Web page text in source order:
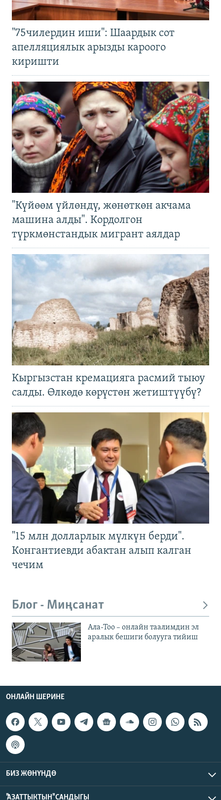
"75чилердин иши": Шаардык сот
апелляциялык арызды кароого
киришти
"Күйөөм үйлөндү, жөнөткөн акчама
машина алды". Кордолгон
түркмөнстандык мигрант аялдар
Кыргызстан кремацияга расмий тыюу
салды. Өлкөдө көрүстөн жетиштүүбү?
"15 млн долларлык мүлкүн берди".
Конгантиевди абактан алып калган
чечим
Блог - Миңсанат
Ала-Тоо – онлайн таалимдин эл
аралык бешиги болууга тийиш
ОНЛАЙН ШЕРИНЕ
БИЗ ЖӨНҮНДӨ
"АЗАТТЫКТЫН" САНДЫГЫ